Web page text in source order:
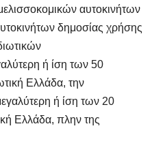
αυτοκινήτων
δημοσίας χρήσης
ή ίση των 50
Ελλάδα, την
ή ίση των 20
Ελλάδα, πλην της